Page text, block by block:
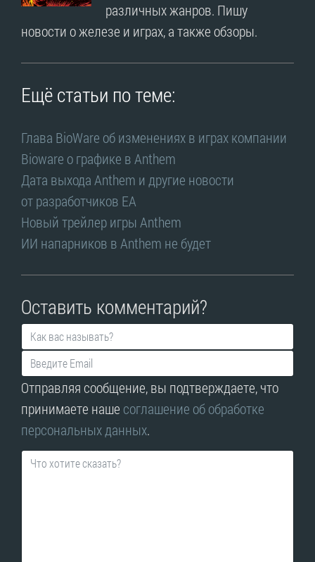
различных жанров. Пишу
новости о железе и играх, а также обзоры.
Ещё статьи по теме:
Глава BioWare об изменениях в играх компании
Bioware о графике в Anthem
Дата выхода Anthem и другие новости
от разработчиков EA
Новый трейлер игры Anthem
ИИ напарников в Anthem не будет
Оставить комментарий?
Отправляя сообщение, вы подтверждаете, что
принимаете наше соглашение об обработке
персональных данных.